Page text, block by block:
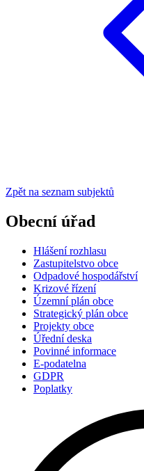
Zpět na seznam subjektů
Obecní úřad
Hlášení rozhlasu
Zastupitelstvo obce
Odpadové hospodářství
Krizové řízení
Územní plán obce
Strategický plán obce
Projekty obce
Úřední deska
Povinné informace
E-podatelna
GDPR
Poplatky